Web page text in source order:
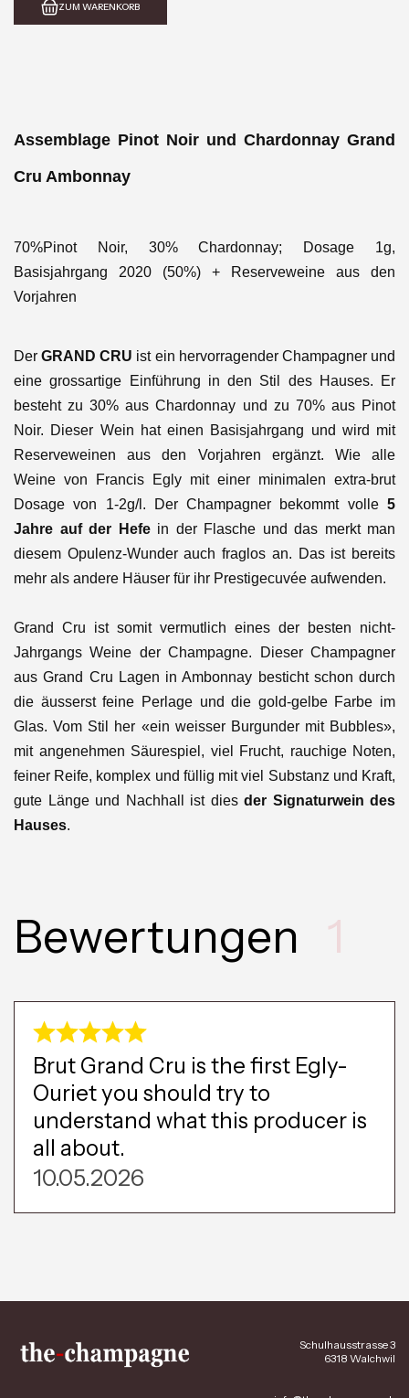
ZUM WARENKORB
Assemblage Pinot Noir und Chardonnay Grand
Cru Ambonnay
70%Pinot Noir, 30% Chardonnay; Dosage 1g,
Basisjahrgang 2020 (50%) + Reserveweine aus den
Vorjahren
DerGRAND CRU ist ein hervorragender Champagner und
eine grossartige Einführung in den Stil des Hauses. Er
besteht zu 30% aus Chardonnay und zu 70% aus Pinot
Noir. Dieser Wein hat einen Basisjahrgang und wird mit
Reserveweinen aus den Vorjahren ergänzt. Wie alle
Weine von Francis Egly mit einer minimalen extra-brut
Dosage von 1-2g/l. Der Champagner bekommt volle 5
Jahre auf der Hefein der Flasche und das merkt man
diesem Opulenz-Wunder auch fraglos an. Das ist bereits
mehr als andere Häuser für ihr Prestigecuvée aufwenden.
Grand Cru ist somit vermutlich eines der besten nicht-
Jahrgangs Weine der Champagne. Dieser Champagner
aus Grand Cru Lagen in Ambonnay besticht schon durch
die äusserst feine Perlage und die gold-gelbe Farbe im
Glas. Vom Stil her «ein weisser Burgunder mit Bubbles»,
mit angenehmen Säurespiel, viel Frucht, rauchige Noten,
feiner Reife, komplex und füllig mit viel Substanz und Kraft,
gute Länge und Nachhall ist dies der Signaturwein des
Hauses.
Bewertungen 1
Brut Grand Cru is the first Egly-
Ouriet you should try to
understand what this producer is
all about.
10.05.2026
Schulhausstrasse 3
6318 Walchwil